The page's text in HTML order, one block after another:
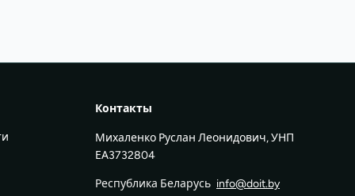
Контакты
Михаленко Руслан Леонидович, УНП
ЕА3732804
Республика Беларусь info@doit.by